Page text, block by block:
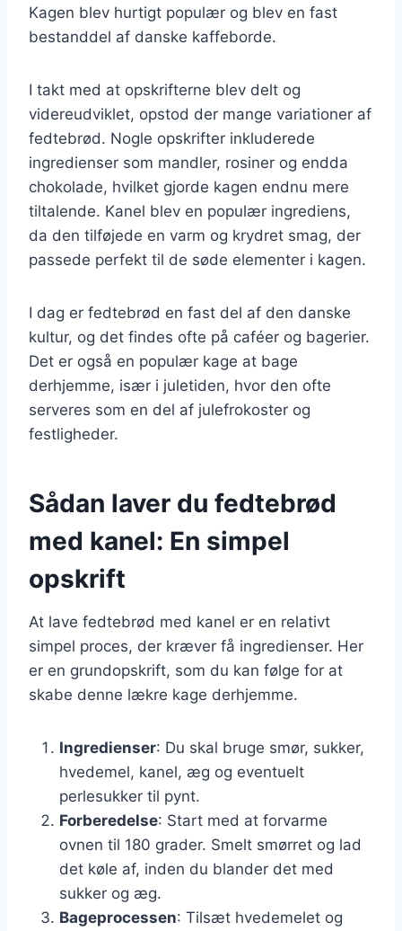
Kagen blev hurtigt populær og blev en fast
bestanddel af danske kaffeborde.
I takt med at opskrifterne blev delt og
videreudviklet, opstod der mange variationer af
fedtebrød. Nogle opskrifter inkluderede
ingredienser som mandler, rosiner og endda
chokolade, hvilket gjorde kagen endnu mere
tiltalende. Kanel blev en populær ingrediens,
da den tilføjede en varm og krydret smag, der
passede perfekt til de søde elementer i kagen.
I dag er fedtebrød en fast del af den danske
kultur, og det findes ofte på caféer og bagerier.
Det er også en populær kage at bage
derhjemme, især i juletiden, hvor den ofte
serveres som en del af julefrokoster og
festligheder.
Sådan laver du fedtebrød
med kanel: En simpel
opskrift
At lave fedtebrød med kanel er en relativt
simpel proces, der kræver få ingredienser. Her
er en grundopskrift, som du kan følge for at
skabe denne lækre kage derhjemme.
Ingredienser: Du skal bruge smør, sukker,
hvedemel, kanel, æg og eventuelt
perlesukker til pynt.
Forberedelse: Start med at forvarme
ovnen til 180 grader. Smelt smørret og lad
det køle af, inden du blander det med
sukker og æg.
Bageprocessen: Tilsæt hvedemelet og